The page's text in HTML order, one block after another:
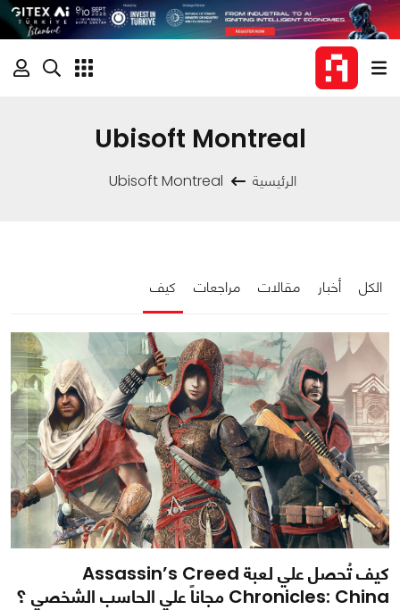
Ubisoft Montreal
الرئيسية Ubisoft Montreal
الكل أخبار مقالات مراجعات كيف
كيف تُحصل علي لعبة Assassin’s Creed
Chronicles: China مجاناً علي الحاسب الشخصي ؟